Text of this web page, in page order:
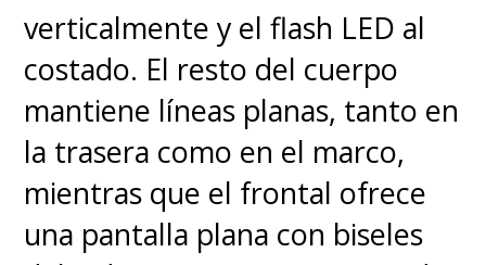
verticalmente y el flash LED al
costado. El resto del cuerpo
mantiene líneas planas, tanto en
la trasera como en el marco,
mientras que el frontal ofrece
una pantalla plana con biseles